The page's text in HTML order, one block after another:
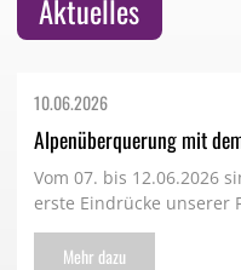
Aktuelles
10.06.2026
Alpenüberquerung mit
Vom 07. bis 12.06.2026
erste Eindrücke unserer
Mehr dazu